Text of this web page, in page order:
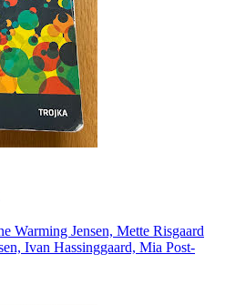
Warming Jensen, Mette Risgaard
Ivan Hassinggaard, Mia Post-